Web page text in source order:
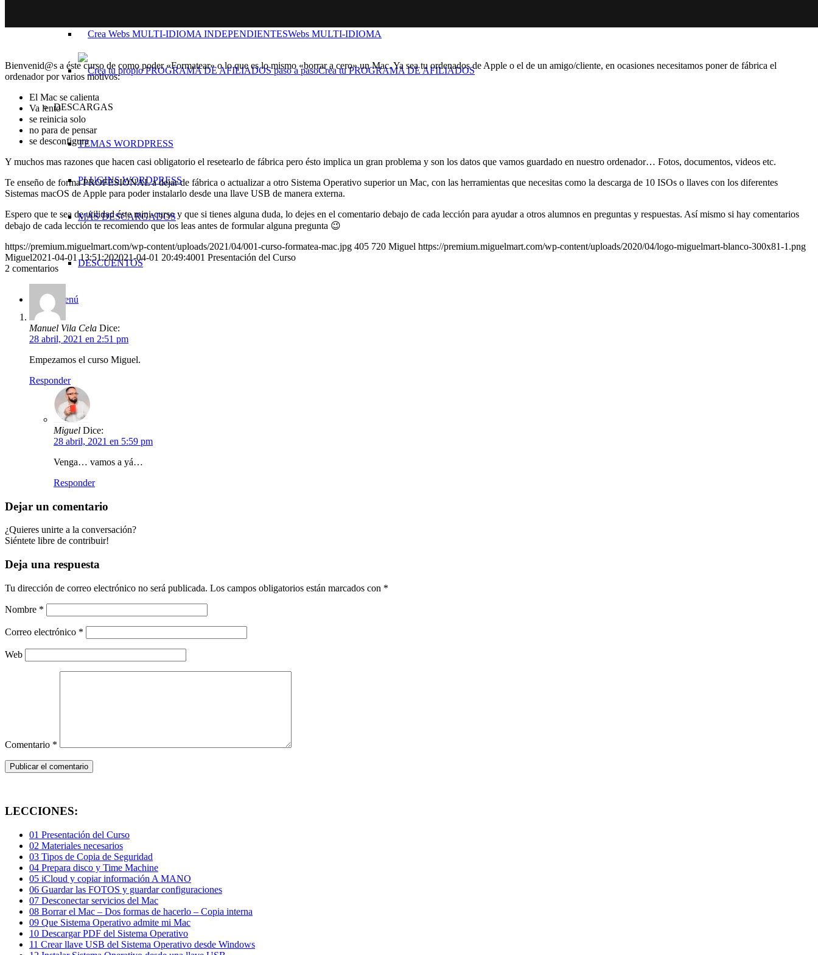
Webs MULTI-IDIOMA
Crea tu PROGRAMA DE AFILIADOS
DESCARGAS
TEMAS WORDPRESS
PLUGINS WORDPRESS
MÁS DESCARGADOS
DESCUENTOS
Menú Menú
Bienvenid@s a éste curso de como poder «Formatear» o lo que es lo mismo «borrar a cero» un Mac. Ya sea tu ordenados de Apple o el de un amigo/cliente, en ocasiones necesitamos poner de fábrica el
ordenador por varios motivos:
El Mac se calienta
Va lento
se reinicia solo
no para de pensar
se desconfigura
Y muchos mas razones que hacen casi obligatorio el resetearlo de fábrica pero ésto implica un gran problema y son los datos que vamos guardado en nuestro ordenador… Fotos, documentos, videos etc.
Te enseño de forma PROFESIONAL a dejar de fábrica o actualizar a otro Sistema Operativo superior un Mac, con las herramientas que necesitas como la descarga de 10 ISOs o llaves con los diferentes
Sistemas macOS de Apple para poder instalarlo desde una llave USB de manera externa.
Espero que te sea de utilidad éste mini-curso y que si tienes alguna duda, lo dejes en el comentario debajo de cada lección para ayudar a otros alumnos en preguntas y respuestas. Así mismo si hay comentarios
debajo de cada lección te recomiendo que los leas antes de formular alguna pregunta 😉
https://premium.miguelmart.com/wp-content/uploads/2021/04/001-curso-formatea-mac.jpg 405 720 Miguel https://premium.miguelmart.com/wp-content/uploads/2020/04/logo-miguelmart-blanco-300x81-1.png
Miguel2021-04-01 13:51:202021-04-01 20:49:4001 Presentación del Curso
2 comentarios
Manuel Vila Cela Dice:
28 abril, 2021 en 2:51 pm
Empezamos el curso Miguel.
Responder
Miguel Dice:
28 abril, 2021 en 5:59 pm
Venga… vamos a yá…
Responder
Dejar un comentario
¿Quieres unirte a la conversación?
Siéntete libre de contribuir!
Deja una respuesta
Tu dirección de correo electrónico no será publicada. Los campos obligatorios están marcados con *
Nombre *
Correo electrónico *
Web
Comentario *
LECCIONES:
01 Presentación del Curso
02 Materiales necesarios
03 Tipos de Copia de Seguridad
04 Prepara disco y Time Machine
05 iCloud y copiar información A MANO
06 Guardar las FOTOS y guardar configuraciones
07 Desconectar servicios del Mac
08 Borrar el Mac – Dos formas de hacerlo – Copia interna
09 Que Sistema Operativo admite mi Mac
10 Descargar PDF del Sistema Operativo
11 Crear llave USB del Sistema Operativo desde Windows